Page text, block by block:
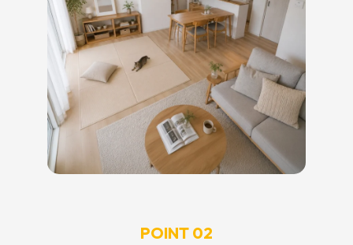
POINT 02